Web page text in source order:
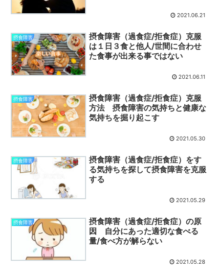
2021.06.21
摂食障害
摂食障害（過食症/拒食症）克服
は１日３食と他人/世間に合わせ
た食事が出来る事ではない
2021.06.11
摂食障害
摂食障害（過食症/拒食症）克服
方法 摂食障害の気持ちと健康な
気持ちを掘り起こす
2021.05.30
摂食障害
摂食障害（過食症/拒食症）をす
る気持ちを探して摂食障害を克服
する
2021.05.29
摂食障害
摂食障害（過食症/拒食症）の原
因 自分にあった適切な食べる
量/食べ方が解らない
2021.05.28